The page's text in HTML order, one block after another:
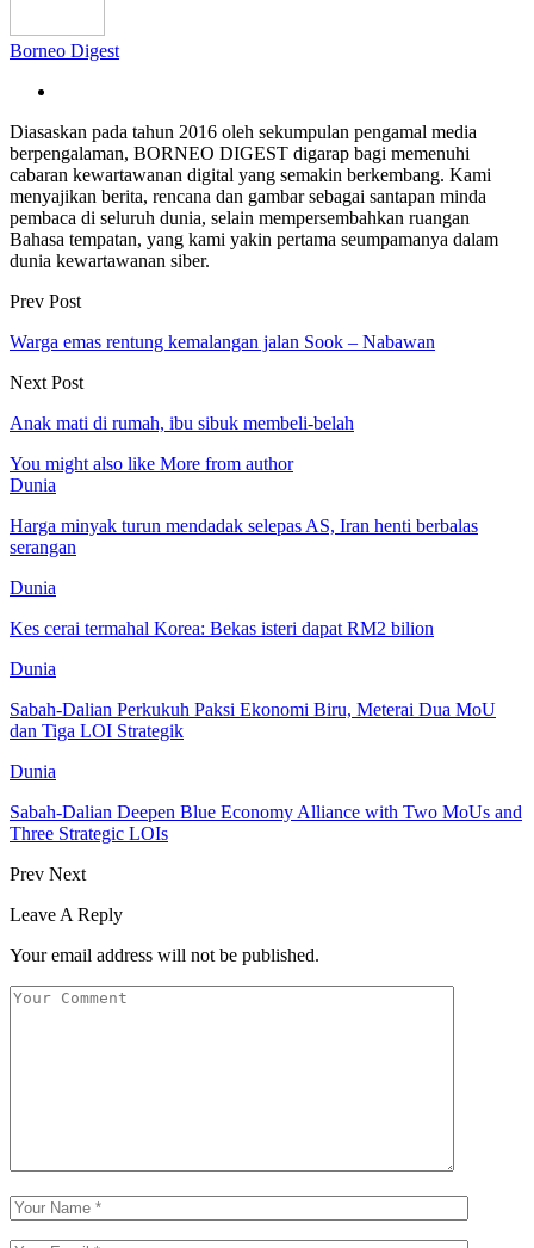
Borneo Digest
Diasaskan pada tahun 2016 oleh sekumpulan pengamal media
berpengalaman, BORNEO DIGEST digarap bagi memenuhi
cabaran kewartawanan digital yang semakin berkembang. Kami
menyajikan berita, rencana dan gambar sebagai santapan minda
pembaca di seluruh dunia, selain mempersembahkan ruangan
Bahasa tempatan, yang kami yakin pertama seumpamanya dalam
dunia kewartawanan siber.
Prev Post
Warga emas rentung kemalangan jalan Sook – Nabawan
Next Post
Anak mati di rumah, ibu sibuk membeli-belah
You might also like More from author
Dunia
Harga minyak turun mendadak selepas AS, Iran henti berbalas
serangan
Dunia
Kes cerai termahal Korea: Bekas isteri dapat RM2 bilion
Dunia
Sabah-Dalian Perkukuh Paksi Ekonomi Biru, Meterai Dua MoU
dan Tiga LOI Strategik
Dunia
Sabah-Dalian Deepen Blue Economy Alliance with Two MoUs and
Three Strategic LOIs
Prev Next
Leave A Reply
Your email address will not be published.